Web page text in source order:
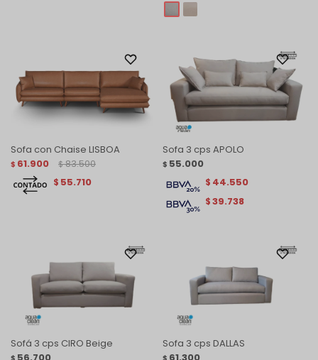
Sofa con Chaise LISBOA
$ 61.900 $ 83.500
$ 55.710
Sofa 3 cps APOLO
$ 55.000
$39.738
$ 44.550
Sofá 3 cps CIRO Beige Sofa 3 cps DALLAS